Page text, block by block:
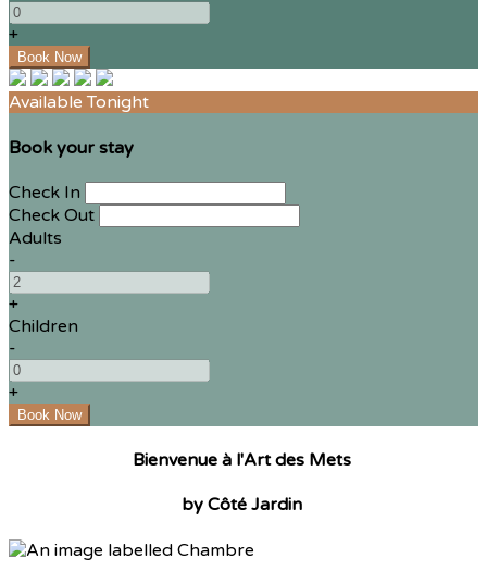
+
Available Tonight
Book your stay
Check In
Check Out
Adults
-
+
Children
-
+
Bienvenue à l'Art des Mets
by Côté Jardin